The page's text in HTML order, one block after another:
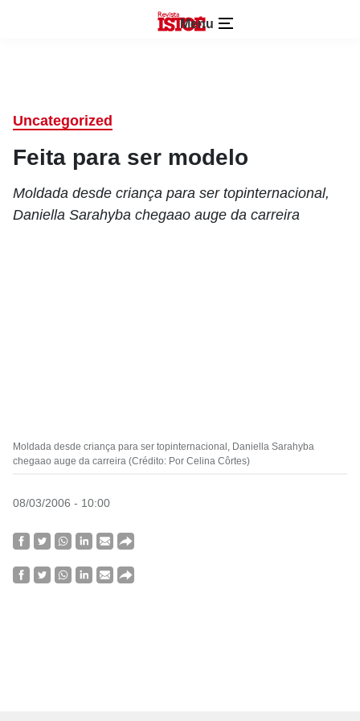
Menu
Uncategorized
Feita para ser modelo
Moldada desde criança para ser topinternacional,
Daniella Sarahyba chegaao auge da carreira
Moldada desde criança para ser topinternacional, Daniella Sarahyba
chegaao auge da carreira (Crédito: Por Celina Côrtes)
08/03/2006 - 10:00